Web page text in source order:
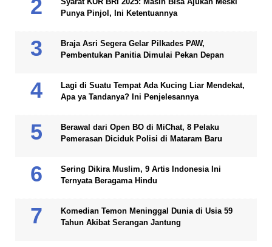
Punya Pinjol, Ini Ketentuannya
Braja Asri Segera Gelar Pilkades PAW,
Pembentukan Panitia Dimulai Pekan Depan
Lagi di Suatu Tempat Ada Kucing Liar Mendekat,
Apa ya Tandanya? Ini Penjelesannya
Berawal dari Open BO di MiChat, 8 Pelaku
Pemerasan Diciduk Polisi di Mataram Baru
Sering Dikira Muslim, 9 Artis Indonesia Ini
Ternyata Beragama Hindu
Komedian Temon Meninggal Dunia di Usia 59
Tahun Akibat Serangan Jantung